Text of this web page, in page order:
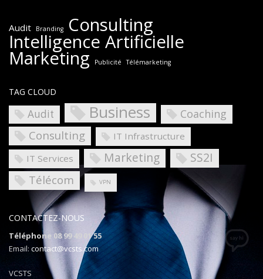
Audit Branding Consulting
Intelligence Artificielle
Marketing Publicité Télémarketing
TAG CLOUD
Audit Business Coaching
Consulting
IT Infrastructure
IT Services
Marketing SS2I
Télécom VPN
CONTACTEZ-NOUS
Téléphone 08 99 49 01 55
Email: contact@vcsts.com
VCSTS